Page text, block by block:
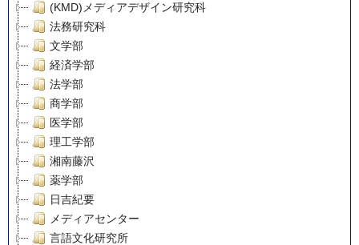
(KMD)メディアデザイン研究科
法務研究科
文学部
経済学部
法学部
商学部
医学部
理工学部
湘南藤沢
薬学部
日吉紀要
メディアセンター
言語文化研究所